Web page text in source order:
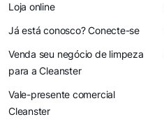
Loja online
Já está conosco? Conecte-se
Venda seu negócio de limpeza
para a Cleanster
Vale-presente comercial
Cleanster